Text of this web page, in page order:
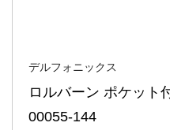
デルフォニックス
ロルバーン ポケット
00055-144